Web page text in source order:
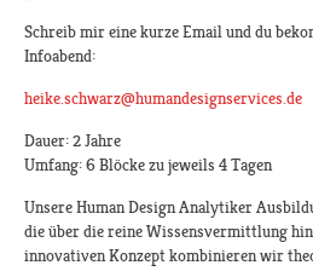
Schreib mir eine kurze Email und du
Infoabend:
heike.schwarz@humandesignservices.de
Dauer: 2 Jahre
Umfang: 6 Blöcke zu jeweils 4 Tagen
Unsere Human Design Analytiker
die über die reine Wissensvermittlung
innovativen Konzept kombinieren wir